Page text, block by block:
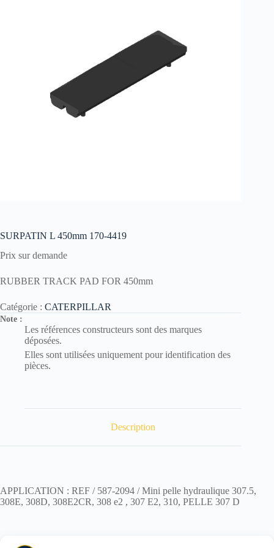
SURPATIN L 450mm 170-4419
Prix sur demande
RUBBER TRACK PAD FOR 450mm
Catégorie : CATERPILLAR
Note :
Les références constructeurs sont des marques
déposées.
Elles sont utilisées uniquement pour identification des
pièces.
Description
APPLICATION : REF / 587-2094 / Mini pelle hydraulique 307.5,
308E, 308D, 308E2CR, 308 e2 , 307 E2, 310, PELLE 307 D